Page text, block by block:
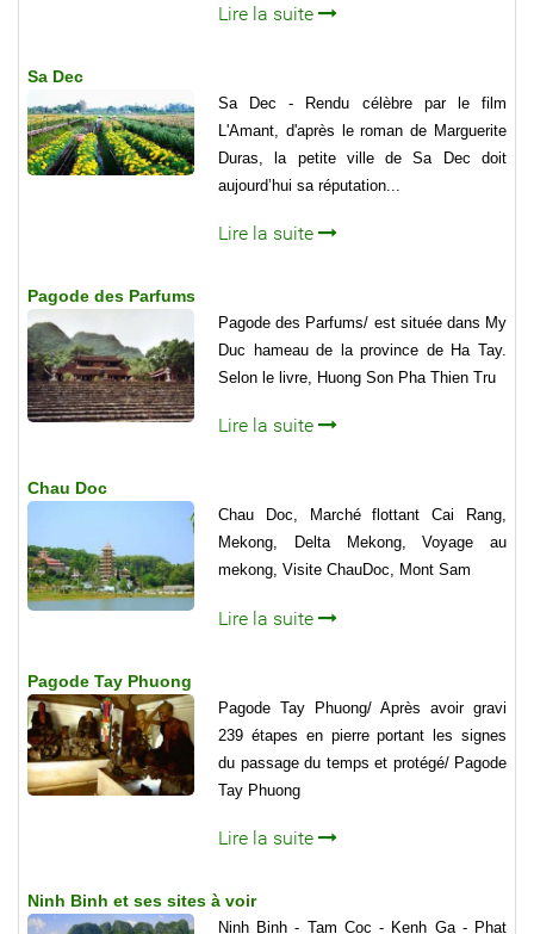
Lire la suite
Sa Dec
Sa Dec - Rendu célèbre par le film
L'Amant, d'après le roman de Marguerite
Duras, la petite ville de Sa Dec doit
aujourd’hui sa réputation...
Lire la suite
Pagode des Parfums
Pagode des Parfums/ est située dans My
Duc hameau de la province de Ha Tay.
Selon le livre, Huong Son Pha Thien Tru
Lire la suite
Chau Doc
Chau Doc, Marché flottant Cai Rang,
Mekong, Delta Mekong, Voyage au
mekong, Visite ChauDoc, Mont Sam
Lire la suite
Pagode Tay Phuong
Pagode Tay Phuong/ Après avoir gravi
239 étapes en pierre portant les signes
du passage du temps et protégé/ Pagode
Tay Phuong
Lire la suite
Ninh Binh et ses sites à voir
Ninh Binh - Tam Coc - Kenh Ga - Phat